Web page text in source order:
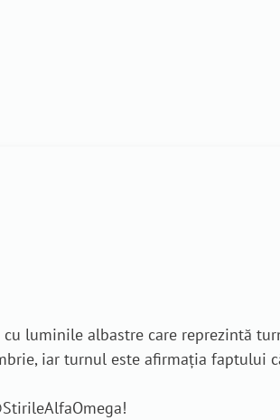
cu luminile albastre care reprezintă
iar turnul este afirmația faptului